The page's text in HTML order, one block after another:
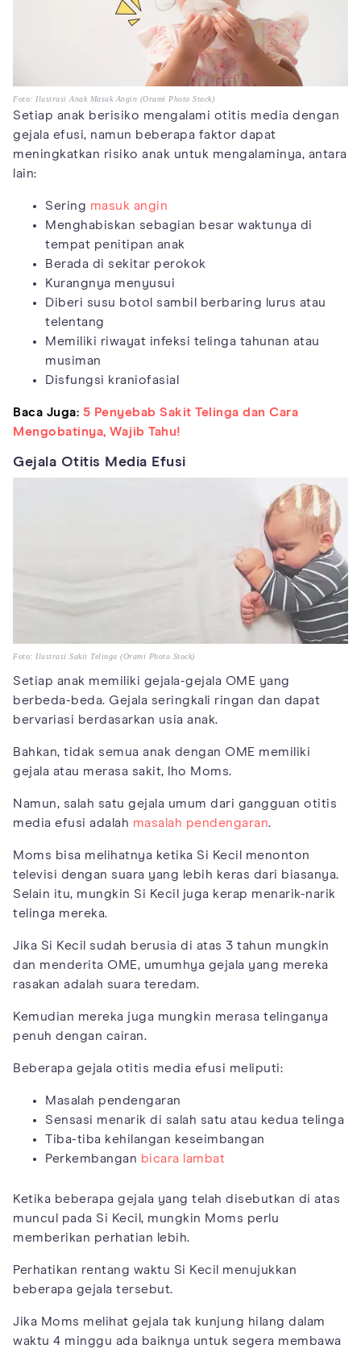
Foto: Ilustrasi Anak Masuk Angin (Orami Photo Stock)
Setiap anak berisiko mengalami otitis media dengan
gejala efusi, namun beberapa faktor dapat
meningkatkan risiko anak untuk mengalaminya, antara
lain:
Sering masuk angin
Menghabiskan sebagian besar waktunya di
tempat penitipan anak
Berada di sekitar perokok
Kurangnya menyusui
Diberi susu botol sambil berbaring lurus atau
telentang
Memiliki riwayat infeksi telinga tahunan atau
musiman
Disfungsi kraniofasial
Baca Juga: 5 Penyebab Sakit Telinga dan Cara
Mengobatinya, Wajib Tahu!
Gejala Otitis Media Efusi
Foto: Ilustrasi Sakit Telinga (Orami Photo Stock)
Setiap anak memiliki gejala-gejala OME yang
berbeda-beda. Gejala seringkali ringan dan dapat
bervariasi berdasarkan usia anak.
Bahkan, tidak semua anak dengan OME memiliki
gejala atau merasa sakit, lho Moms.
Namun, salah satu gejala umum dari gangguan otitis
media efusi adalah masalah pendengaran.
Moms bisa melihatnya ketika Si Kecil menonton
televisi dengan suara yang lebih keras dari biasanya.
Selain itu, mungkin Si Kecil juga kerap menarik-narik
telinga mereka.
Jika Si Kecil sudah berusia di atas 3 tahun mungkin
dan menderita OME, umumhya gejala yang mereka
rasakan adalah suara teredam.
Kemudian mereka juga mungkin merasa telinganya
penuh dengan cairan.
Beberapa gejala otitis media efusi meliputi:
Masalah pendengaran
Sensasi menarik di salah satu atau kedua telinga
Tiba-tiba kehilangan keseimbangan
Perkembangan bicara lambat
Ketika beberapa gejala yang telah disebutkan di atas
muncul pada Si Kecil, mungkin Moms perlu
memberikan perhatian lebih.
Perhatikan rentang waktu Si Kecil menujukkan
beberapa gejala tersebut.
Jika Moms melihat gejala tak kunjung hilang dalam
waktu 4 minggu ada baiknya untuk segera membawa